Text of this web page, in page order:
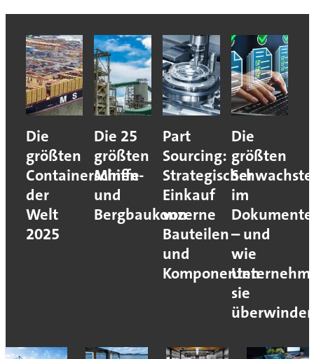
Die
größten
Containerschiffe
der
Welt
2025
Die 25
größten
Minen-
und
Bergbaukonzerne
Part
Sourcing:
Strategischer
Einkauf
von
Bauteilen
und
Komponenten
Die
größten
im
– und
wie
sie